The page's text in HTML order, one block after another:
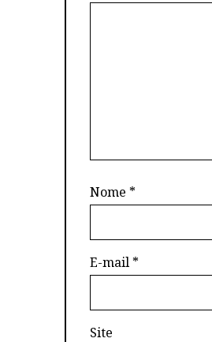
Nome *
E-mail *
Site